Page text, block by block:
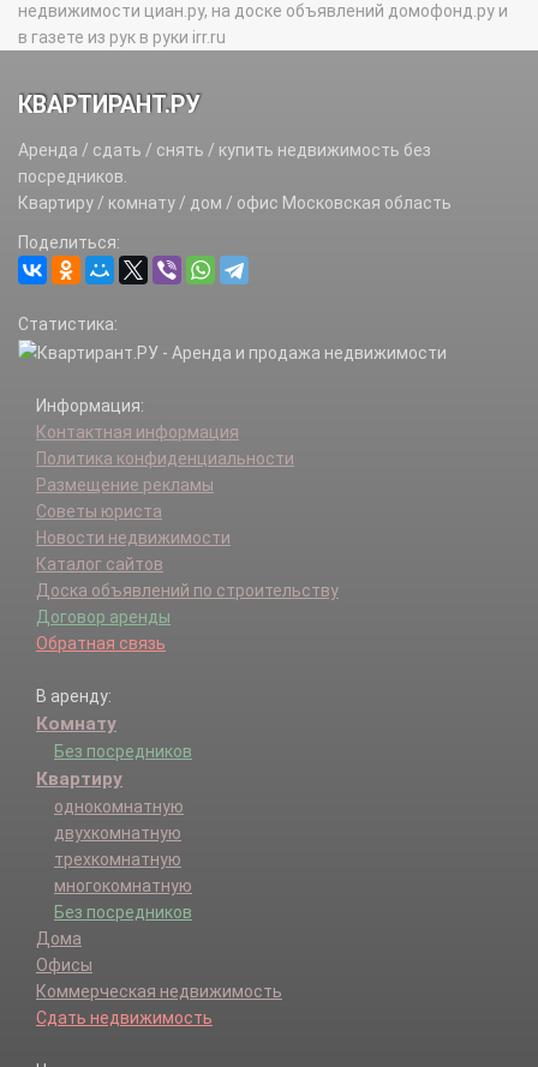
недвижимости циан.ру, на доске объявлений домофонд.ру и
в газете из рук в руки irr.ru
КВАРТИРАНТ.РУ
Аренда / сдать / снять / купить недвижимость без
посредников.
Квартиру / комнату / дом / офис Московская область
Поделиться:
Статистика:
Информация:
Контактная информация
Политика конфиденциальности
Размещение рекламы
Советы юриста
Новости недвижимости
Каталог сайтов
Доска объявлений по строительству
Договор аренды
Обратная связь
В аренду:
Комнату
Без посредников
Квартиру
однокомнатную
двухкомнатную
трехкомнатную
многокомнатную
Без посредников
Дома
Офисы
Коммерческая недвижимость
Сдать недвижимость